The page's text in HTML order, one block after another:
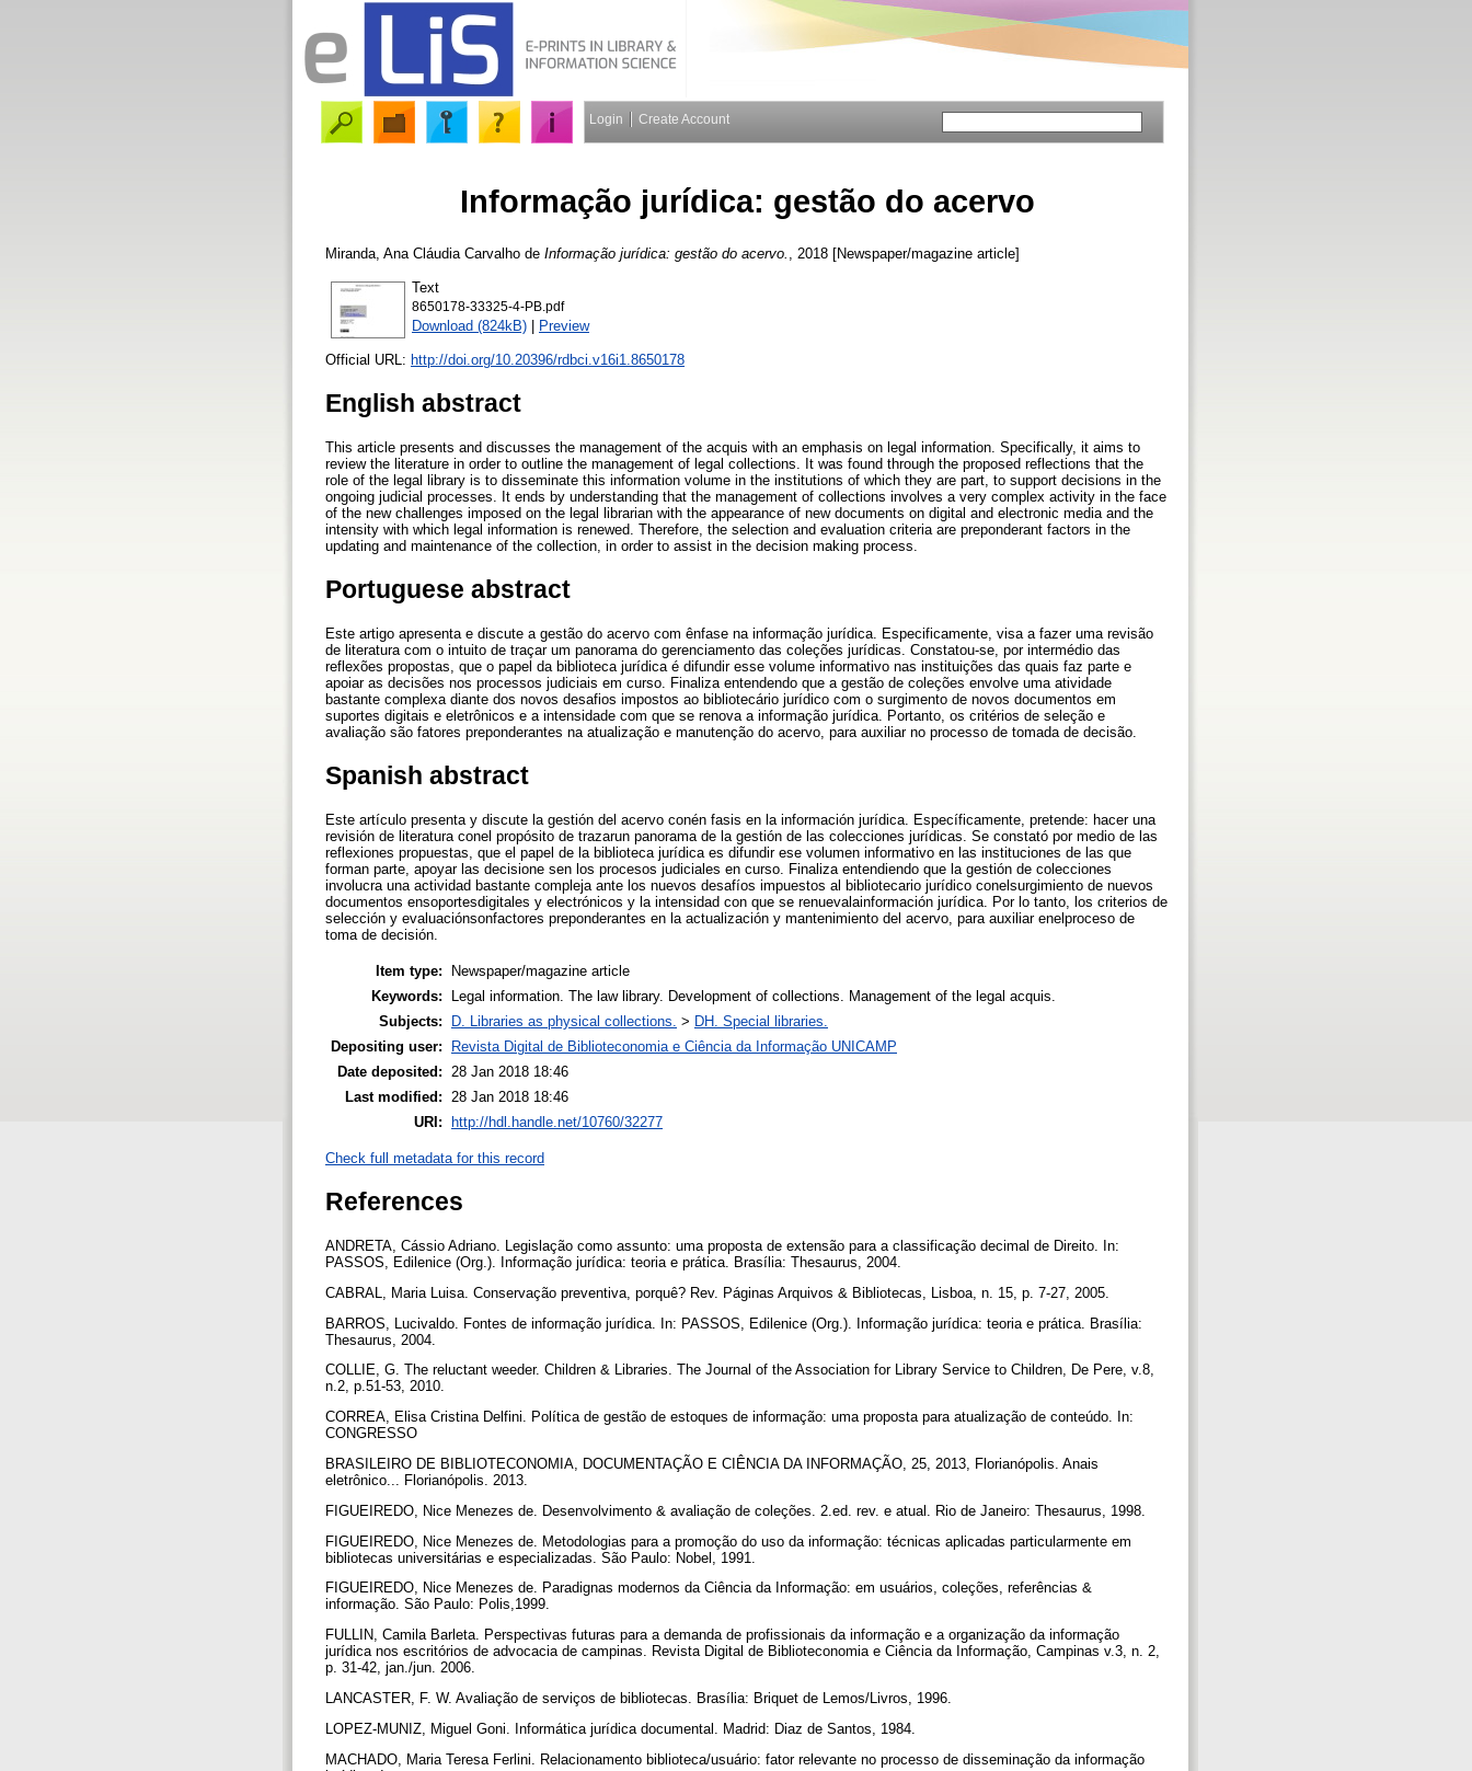
Login Create Account
Informação jurídica: gestão do acervo
Miranda, Ana Cláudia Carvalho de Informação jurídica: gestão do acervo. , 2018 [Newspaper/magazine article]
Text
8650178-33325-4-PB.pdf
Download (824kB) | Preview
Official URL: http://doi.org/10.20396/rdbci.v16i1.8650178
English abstract
This article presents and discusses the management of the acquis with an emphasis on legal information. Specifically, it aims to
review the literature in order to outline the management of legal collections. It was found through the proposed reflections that the
role of the legal library is to disseminate this information volume in the institutions of which they are part, to support decisions in the
ongoing judicial processes. It ends by understanding that the management of collections involves a very complex activity in the face
of the new challenges imposed on the legal librarian with the appearance of new documents on digital and electronic media and the
intensity with which legal information is renewed. Therefore, the selection and evaluation criteria are preponderant factors in the
updating and maintenance of the collection, in order to assist in the decision making process.
Portuguese abstract
Este artigo apresenta e discute a gestão do acervo com ênfase na informação jurídica. Especificamente, visa a fazer uma revisão
de literatura com o intuito de traçar um panorama do gerenciamento das coleções jurídicas. Constatou-se, por intermédio das
reflexões propostas, que o papel da biblioteca jurídica é difundir esse volume informativo nas instituições das quais faz parte e
apoiar as decisões nos processos judiciais em curso. Finaliza entendendo que a gestão de coleções envolve uma atividade
bastante complexa diante dos novos desafios impostos ao bibliotecário jurídico com o surgimento de novos documentos em
suportes digitais e eletrônicos e a intensidade com que se renova a informação jurídica. Portanto, os critérios de seleção e
avaliação são fatores preponderantes na atualização e manutenção do acervo, para auxiliar no processo de tomada de decisão.
Spanish abstract
Este artículo presenta y discute la gestión del acervo conén fasis en la información jurídica. Específicamente, pretende: hacer una
revisión de literatura conel propósito de trazarun panorama de la gestión de las colecciones jurídicas. Se constató por medio de las
reflexiones propuestas, que el papel de la biblioteca jurídica es difundir ese volumen informativo en las instituciones de las que
forman parte, apoyar las decisione sen los procesos judiciales en curso. Finaliza entendiendo que la gestión de colecciones
involucra una actividad bastante compleja ante los nuevos desafíos impuestos al bibliotecario jurídico conelsurgimiento de nuevos
documentos ensoportesdigitales y electrónicos y la intensidad con que se renuevalainformación jurídica. Por lo tanto, los criterios de
selección y evaluaciónsonfactores preponderantes en la actualización y mantenimiento del acervo, para auxiliar enelproceso de
toma de decisión.
Item type:
Newspaper/magazine article
Keywords:
Legal information. The law library. Development of collections. Management of the legal acquis.
Subjects:
D. Libraries as physical collections. > DH. Special libraries.
Depositing user:
Revista Digital de Biblioteconomia e Ciência da Informação UNICAMP
Date deposited: 28 Jan 2018 18:46
Last modified: 28 Jan 2018 18:46
URI:
http://hdl.handle.net/10760/32277
Check full metadata for this record
References
ANDRETA, Cássio Adriano. Legislação como assunto: uma proposta de extensão para a classificação decimal de Direito. In:
PASSOS, Edilenice (Org.). Informação jurídica: teoria e prática. Brasília: Thesaurus, 2004.
CABRAL, Maria Luisa. Conservação preventiva, porquê? Rev. Páginas Arquivos & Bibliotecas, Lisboa, n. 15, p. 7-27, 2005.
BARROS, Lucivaldo. Fontes de informação jurídica. In: PASSOS, Edilenice (Org.). Informação jurídica: teoria e prática. Brasília:
Thesaurus, 2004.
COLLIE, G. The reluctant weeder. Children & Libraries. The Journal of the Association for Library Service to Children, De Pere, v.8,
n.2, p.51-53, 2010.
CORREA, Elisa Cristina Delfini. Política de gestão de estoques de informação: uma proposta para atualização de conteúdo. In:
CONGRESSO
BRASILEIRO DE BIBLIOTECONOMIA, DOCUMENTAÇÃO E CIÊNCIA DA INFORMAÇÃO, 25, 2013, Florianópolis. Anais
eletrônico... Florianópolis. 2013.
FIGUEIREDO, Nice Menezes de. Desenvolvimento & avaliação de coleções. 2.ed. rev. e atual. Rio de Janeiro: Thesaurus, 1998.
FIGUEIREDO, Nice Menezes de. Metodologias para a promoção do uso da informação: técnicas aplicadas particularmente em
bibliotecas universitárias e especializadas. São Paulo: Nobel, 1991.
FIGUEIREDO, Nice Menezes de. Paradignas modernos da Ciência da Informação: em usuários, coleções, referências &
informação. São Paulo: Polis,1999.
FULLIN, Camila Barleta. Perspectivas futuras para a demanda de profissionais da informação e a organização da informação
jurídica nos escritórios de advocacia de campinas. Revista Digital de Biblioteconomia e Ciência da Informação, Campinas v.3, n. 2,
p. 31-42, jan./jun. 2006.
LANCASTER, F. W. Avaliação de serviços de bibliotecas. Brasília: Briquet de Lemos/Livros, 1996.
LOPEZ-MUNIZ, Miguel Goni. Informática jurídica documental. Madrid: Diaz de Santos, 1984.
MACHADO, Maria Teresa Ferlini. Relacionamento biblioteca/usuário: fator relevante no processo de disseminação da informação